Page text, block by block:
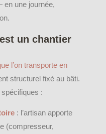
en une journée,
un chantier
l’on transporte en
structurel fixé au bâti.
:
: l’artisan apporte
(compresseur,